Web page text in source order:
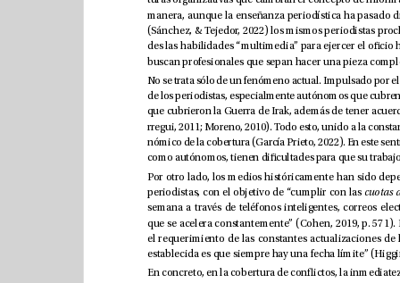
periodistas, con el objetivo de “cumplir con las